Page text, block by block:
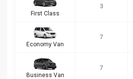
First Class
3
Economy Van
7
Business Van
7